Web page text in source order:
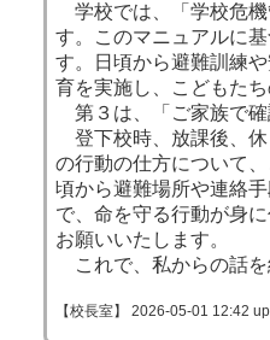
学校では、「学校危機
す。このマニュアルに
す。日頃から避難訓練
育を実施し、こどもた
第３は、「ご家族で確
登下校時、放課後、休
の行動の仕方について
頃から避難場所や連絡
で、命を守る行動が身
お願いいたします。
これで、私からの話
【校長室】 2026-05-01 12:42